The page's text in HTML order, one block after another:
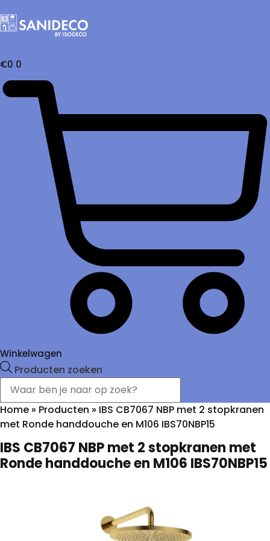
€0 0
Winkelwagen
Producten zoeken
Home » Producten » IBS CB7067 NBP met 2 stopkranen
met Ronde handdouche en M106 IBS70NBP15
IBS CB7067 NBP met 2 stopkranen met
Ronde handdouche en M106 IBS70NBP15